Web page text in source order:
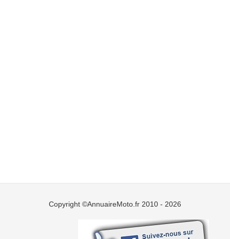
Copyright ©AnnuaireMoto.fr 2010 - 2026